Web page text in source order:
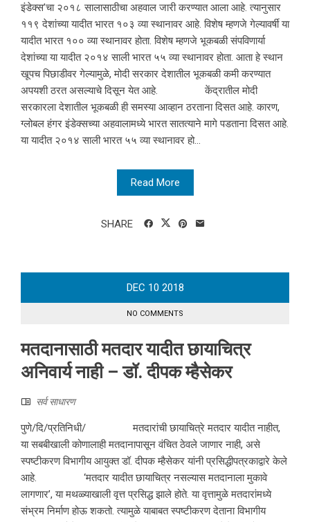
इंडेक्स’चा २०१८ सालासाठीचा अहवाल जारी करण्यात आला आहे. त्यानुसार
११९ देशांच्या यादीत भारत १०३ व्या स्थानावर आहे. विशेष म्हणजे गेल्यावर्षी या
यादीत भारत १०० व्या स्थानावर होता. विशेष म्हणजे भूकबळी संपविणार्या
देशांच्या या यादीत २०१४ साली भारत ५५ व्या स्थानावर होता. आता हे स्थान
खूपच पिछाडीवर गेल्यामुळे, मोदी सरकार देशातील भूकबळी कमी करण्यात
अपयशी ठरत असल्याचे दिसून येत आहे. केंद्रातील मोदी
सरकारला देशातील भूकबळी ही समस्या आव्हान ठरताना दिसत आहे. कारण,
ग्लोबल हंगर इंडेक्सच्या अहवालामध्ये भारत सातत्याने मागे पडताना दिसत आहे.
या यादीत २०१४ साली भारत ५५ व्या स्थानावर हो...
Read More
SHARE
DEC 10 2018
NO COMMENTS
मतदानासाठी मतदार यादीत छायाचित्र
अनिवार्य नाही – डॉ. दीपक म्हैसेकर
सर्व साधारण
पुणे/दि/प्रतिनिधी/ मतदारांची छायाचित्रे मतदार यादीत नाहीत,
या सबबीखाली कोणालाही मतदानापासून वंचित ठेवले जाणार नाही, असे
स्पष्टीकरण विभागीय आयुक्त डॉ. दीपक म्हैसेकर यांनी प्रसिद्धीपत्रकाद्वारे केले
आहे. ‘मतदार यादीत छायाचित्र नसल्यास मतदानाला मुकावे
लागणार’, या मथळ्याखाली वृत्त प्रसिद्ध झाले होते. या वृत्तामुळे मतदारांमध्ये
संभ्रम निर्माण होऊ शकतो. त्यामुळे याबाबत स्पष्टीकरण देताना विभागीय